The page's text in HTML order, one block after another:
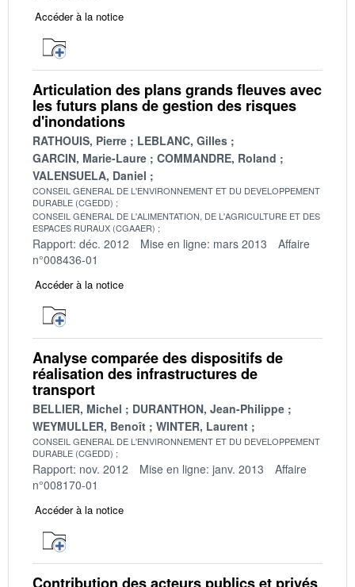
Accéder à la notice
Articulation des plans grands fleuves avec
les futurs plans de gestion des risques
d'inondations
RATHOUIS, Pierre
LEBLANC, Gilles
GARCIN, Marie-Laure
COMMANDRE, Roland
VALENSUELA, Daniel
CONSEIL GENERAL DE L'ENVIRONNEMENT ET DU DEVELOPPEMENT
DURABLE (CGEDD)
CONSEIL GENERAL DE L'ALIMENTATION, DE L'AGRICULTURE ET DES
ESPACES RURAUX (CGAAER)
Rapport: déc. 2012 Mise en ligne: mars 2013
Affaire
n°008436-01
Accéder à la notice
Analyse comparée des dispositifs de
réalisation des infrastructures de
transport
BELLIER, Michel
DURANTHON, Jean-Philippe
WEYMULLER, Benoît
WINTER, Laurent
CONSEIL GENERAL DE L'ENVIRONNEMENT ET DU DEVELOPPEMENT
DURABLE (CGEDD)
Rapport: nov. 2012 Mise en ligne: janv. 2013
Affaire
n°008170-01
Accéder à la notice